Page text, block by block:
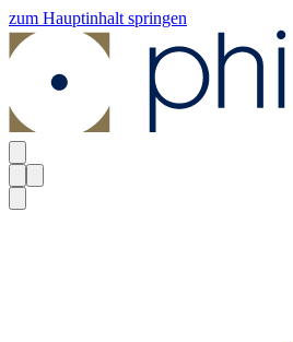
zum Hauptinhalt springen